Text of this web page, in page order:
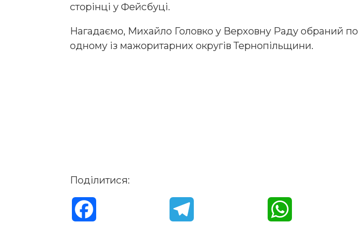
сторінці у Фейсбуці.
Нагадаємо, Михайло Головко у Верховну Раду обраний по
одному із мажоритарних округів Тернопільщини.
Поділитися: